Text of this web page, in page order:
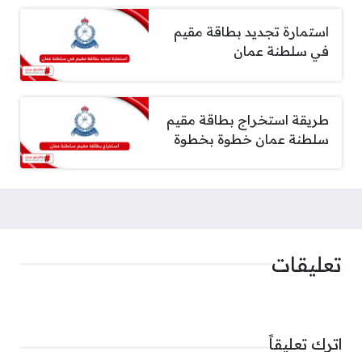
استمارة تجديد بطاقة مقيم
في سلطنة عمان
طريقة استخراج بطاقة مقيم
سلطنة عمان خطوة بخطوة
تعليقات
اترك تعليقاً